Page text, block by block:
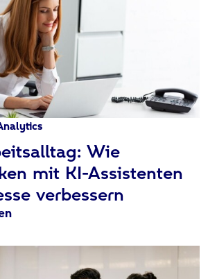
Wie
mit KI-Assistenten
verbessern